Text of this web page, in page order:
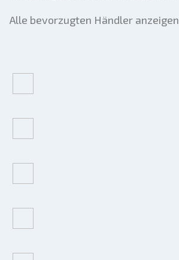
Alle bevorzugten Händler anzeigen